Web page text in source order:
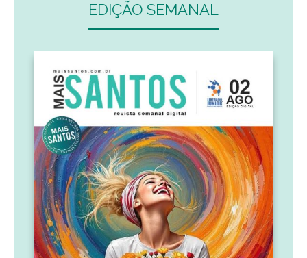
EDIÇÃO SEMANAL